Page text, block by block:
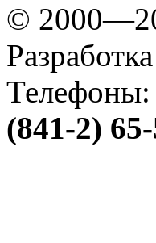
©
Телефоны:
(841-2)